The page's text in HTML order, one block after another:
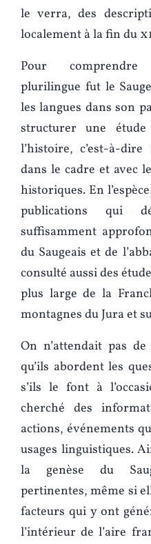
le verra, des
localement à la fin du
Pour comprendre
plurilingue fut le
les langues dans son
structurer une
l’histoire, c’est-à-
dans le cadre et avec
historiques. En
publications qui
suffisamment
du Saugeais et de
consulté aussi des
plus large de la
montagnes du Jura et
On n’attendait pas
qu’ils abordent les
s’ils le font à
cherché des
actions, événements
usages linguistiques.
la genèse du
pertinentes, même si
facteurs qui y ont
l’intérieur de l’aire